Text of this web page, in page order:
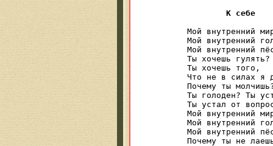
К себе
Мой внутренний
Мой внутренний
Мой внутренний
Ты хочешь гулять?
Ты хочешь того,
Что не в силах я
Почему ты
Ты голоден? Ты
Ты устал от
Мой внутренний
Мой внутренний
Мой внутренний
Почему ты не